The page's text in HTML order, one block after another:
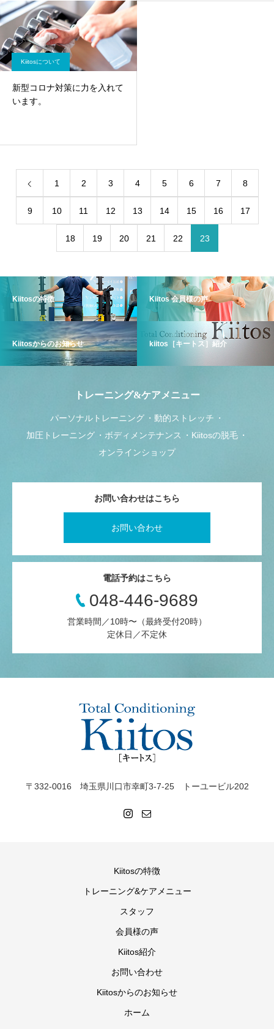
Kiitosについて
新型コロナ対策に力を入れて
います。
1 2 3 4 5 6 7 8
9 10 11 12 13 14 15 16 17
18 19 20 21 22 23
Kiitosの特徴 Kiitos 会員様の声
Kiitosからのお知らせ kiitos［キートス］紹介
トレーニング&ケアメニュー
パーソナルトレーニング
動的ストレッチ
加圧トレーニング
ボディメンテナンス
Kiitosの脱毛
オンラインショップ
お問い合わせはこちら
お問い合わせ
電話予約はこちら
048-446-9689
営業時間／10時〜（最終受付20時）
定休日／不定休
〒332-0016 埼玉県川口市幸町3-7-25 トーユービル202
Kiitosの特徴
トレーニング&ケアメニュー
スタッフ
会員様の声
Kiitos紹介
お問い合わせ
Kiitosからのお知らせ
ホーム